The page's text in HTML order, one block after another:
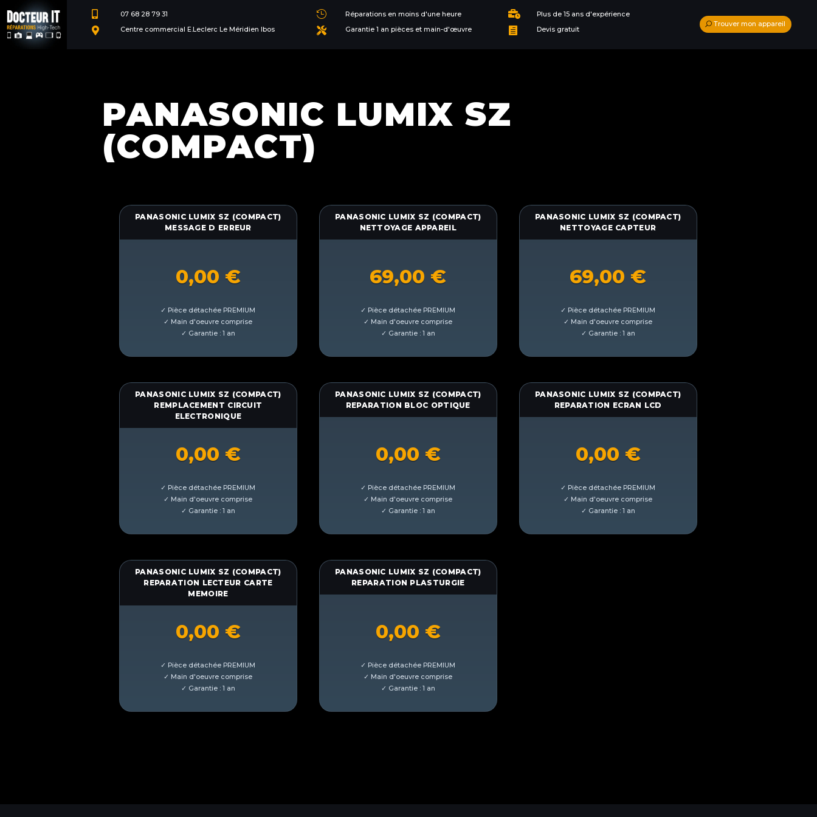
 07 68 28 79 31
 Centre commercial E.Leclerc Le Méridien Ibos
 Réparations en moins d'une heure
 Garantie 1 an pièces et main-d'œuvre
 Plus de 15 ans d'expérience
 Devis gratuit
Trouver mon appareil
PANASONIC LUMIX SZ
(COMPACT)
PANASONIC LUMIX SZ (COMPACT)
MESSAGE D ERREUR
0,00 €
PANASONIC LUMIX SZ (COMPACT)
NETTOYAGE APPAREIL
69,00 €
PANASONIC LUMIX SZ (COMPACT)
NETTOYAGE CAPTEUR
69,00 €
PANASONIC LUMIX SZ (COMPACT)
REMPLACEMENT CIRCUIT
ELECTRONIQUE
0,00 €
PANASONIC LUMIX SZ (COMPACT)
REPARATION BLOC OPTIQUE
0,00 €
PANASONIC LUMIX SZ (COMPACT)
REPARATION ECRAN LCD
0,00 €
PANASONIC LUMIX SZ (COMPACT)
REPARATION LECTEUR CARTE
MEMOIRE
0,00 €
PANASONIC LUMIX SZ (COMPACT)
REPARATION PLASTURGIE
0,00 €